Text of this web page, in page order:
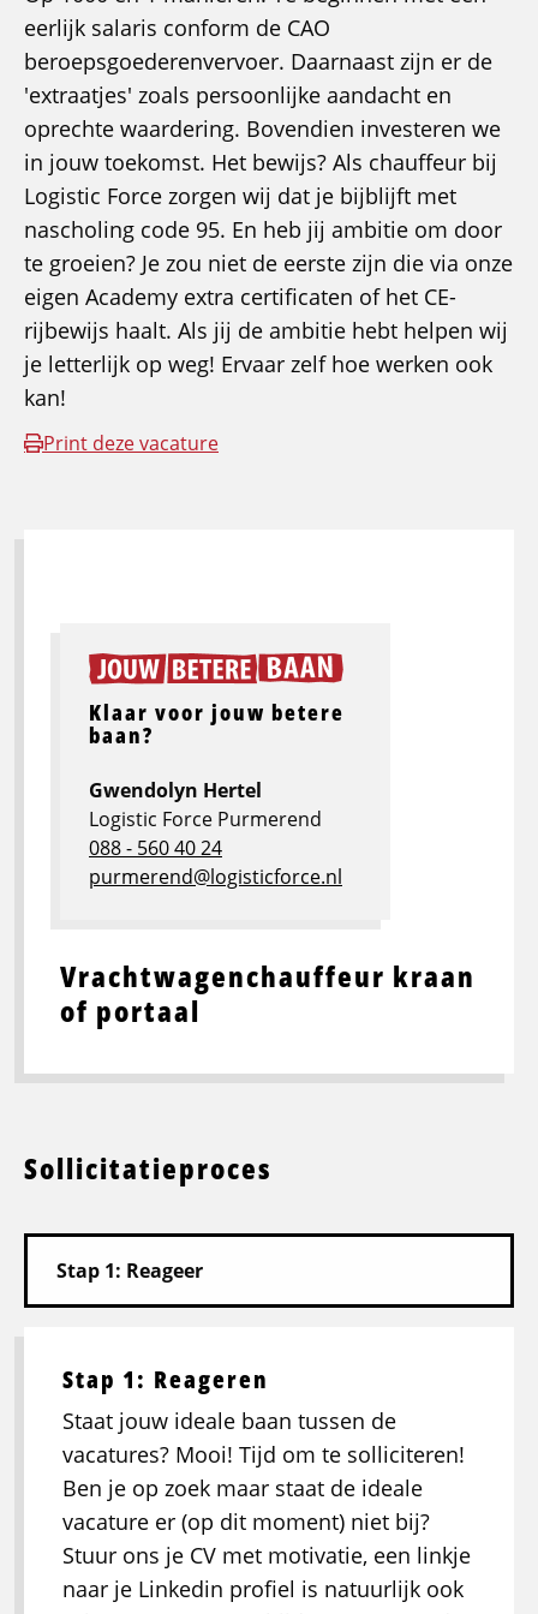
eerlijk salaris conform de CAO
beroepsgoederenvervoer. Daarnaast zijn er de
'extraatjes' zoals persoonlijke aandacht en
oprechte waardering. Bovendien investeren we
in jouw toekomst. Het bewijs? Als chauffeur bij
Logistic Force zorgen wij dat je bijblijft met
nascholing code 95. En heb jij ambitie om door
te groeien? Je zou niet de eerste zijn die via onze
eigen Academy extra certificaten of het CE-
rijbewijs haalt. Als jij de ambitie hebt helpen wij
je letterlijk op weg! Ervaar zelf hoe werken ook
kan!
Print deze vacature
Vrachtwagenchauffeur kraan
of portaal
Klaar voor jouw betere
baan?
Gwendolyn Hertel
Logistic Force Purmerend
088 - 560 40 24
purmerend@logisticforce.nl
Sollicitatieproces
Stap 1: Reageren
Staat jouw ideale baan tussen de
vacatures? Mooi! Tijd om te solliciteren!
Ben je op zoek maar staat de ideale
vacature er (op dit moment) niet bij?
Stuur ons je CV met motivatie, een linkje
naar je Linkedin profiel is natuurlijk ook